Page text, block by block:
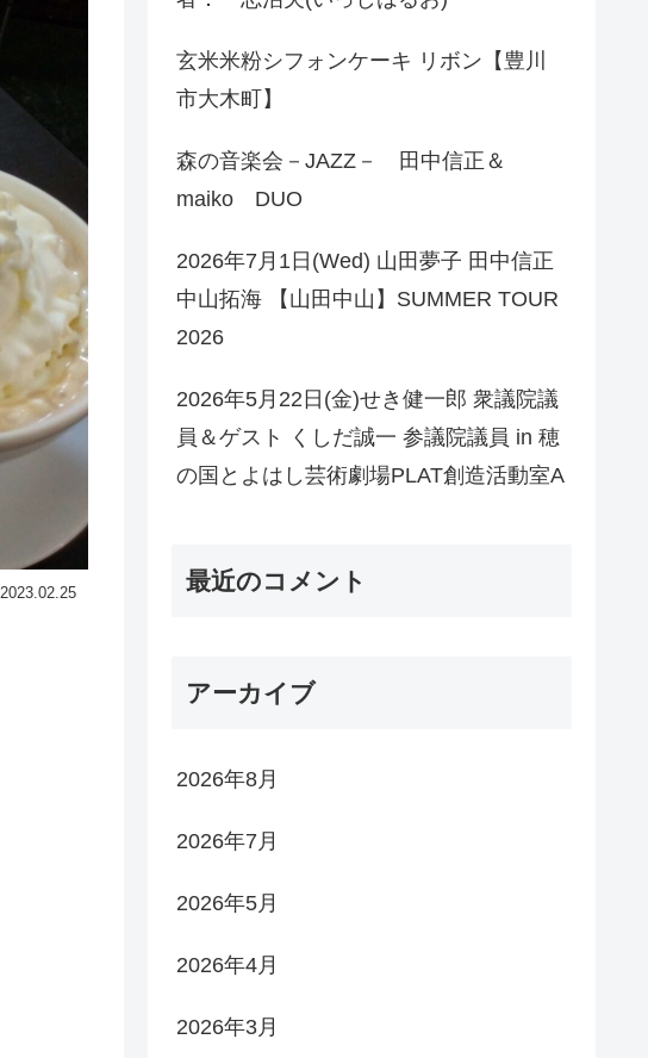
2023.02.25
玄米米粉シフォンケーキ リボン【豊川
市大木町】
森の音楽会－JAZZ－ 田中信正＆
maiko DUO
2026年7月1日(Wed) 山田夢子 田中信正
中山拓海 【山田中山】SUMMER TOUR
2026
2026年5月22日(金)せき健一郎 衆議院議
員＆ゲスト くしだ誠一 参議院議員 in 穂
の国とよはし芸術劇場PLAT創造活動室A
最近のコメント
アーカイブ
2026年8月
2026年7月
2026年5月
2026年4月
2026年3月